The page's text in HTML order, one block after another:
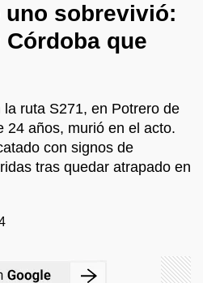
sobrevivió:
que
ruta S271, en Potrero de
24 años, murió en el acto.
con signos de
tras quedar atrapado en